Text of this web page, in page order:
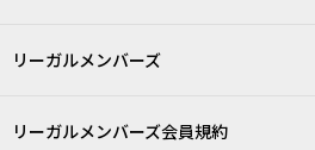
リーガルメンバーズ
リーガルメンバーズ会員規約